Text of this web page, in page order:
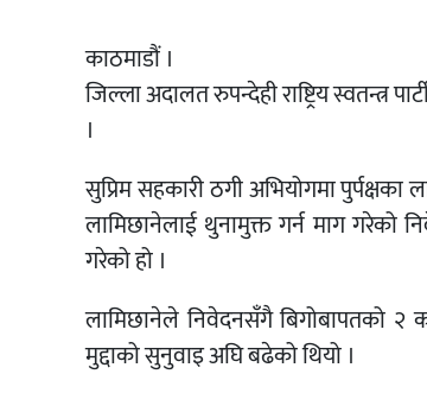
काठमाडौं ।
जिल्ला अदालत रुपन्देही राष्ट्रिय स्वतन्त्र
।
सुप्रिम सहकारी ठगी अभियोगमा पुर्पक्षका
लामिछानेलाई थुनामुक्त गर्न माग गरेको
गरेको हो ।
लामिछानेले निवेदनसँगै बिगोबापतको
मुद्दाको सुनुवाइ अघि बढेको थियो ।